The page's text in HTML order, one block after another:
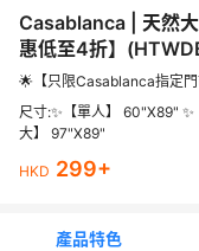
物技術提取精華紡製
膚。</p><p><br /
結構，由於纖維表面
舒適。</p><p><br /
情況下不必擔心有收
Casablanca | 天然
惠低至4折】 (
🌟【只限Casablanca指定
尺寸:✨【單人】 60"X89"
大】 97"X89"
HKD 299+
產品特色